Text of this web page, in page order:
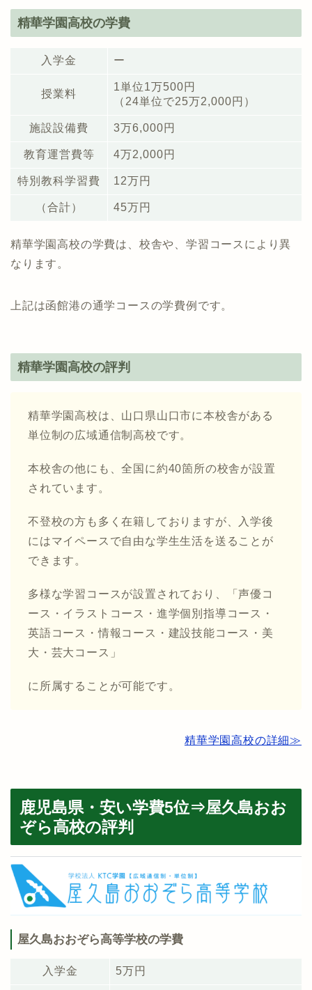
精華学園高校の学費
入学金 ー
授業料
1単位1万500円
（24単位で25万2,000円）
施設設備費 3万6,000円
教育運営費等 4万2,000円
特別教科学習費 12万円
（合計） 45万円
精華学園高校の学費は、校舎や、学習コースにより異
なります。
上記は函館港の通学コースの学費例です。
精華学園高校の評判
精華学園高校は、山口県山口市に本校舎がある
単位制の広域通信制高校です。
本校舎の他にも、全国に約40箇所の校舎が設置
されています。
不登校の方も多く在籍しておりますが、入学後
にはマイペースで自由な学生生活を送ることが
できます。
多様な学習コースが設置されており、「声優コ
ース・イラストコース・進学個別指導コース・
英語コース・情報コース・建設技能コース・美
大・芸大コース」
に所属することが可能です。
精華学園高校の詳細≫
鹿児島県・安い学費5位⇒屋久島おお
ぞら高校の評判
屋久島おおぞら高等学校の学費
入学金 5万円